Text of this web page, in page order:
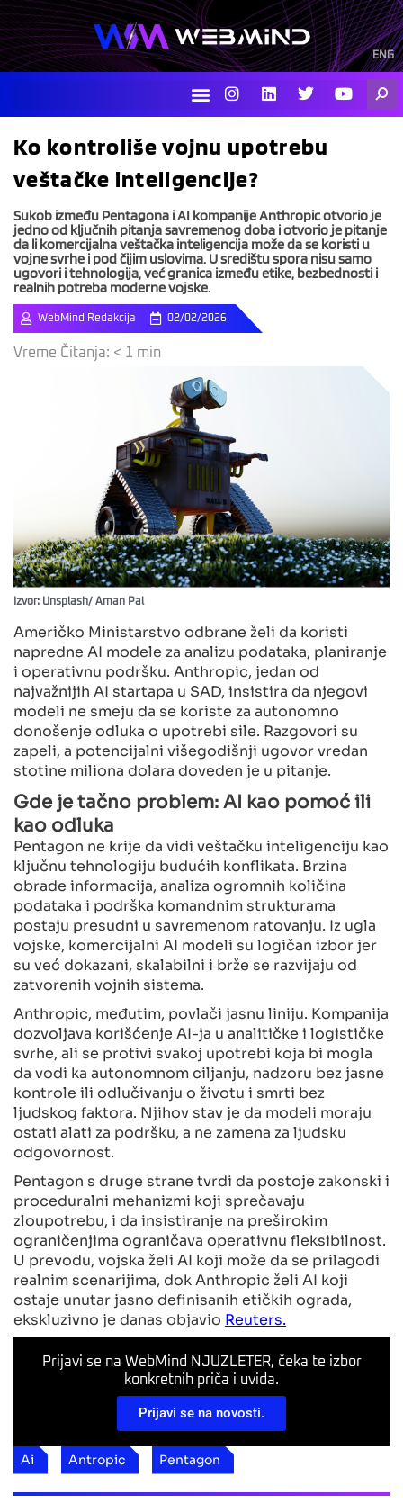
Skip
to
content
ENG
I
n
s
a
r
m
L
i
n
e
T
w
i
t
Y
o
u
Ko kontroliše vojnu upotrebu
veštačke inteligencije?
Sukob između Pentagona i AI kompanije Anthropic otvorio je
jedno od ključnih pitanja savremenog doba i otvorio je pitanje
da li komercijalna veštačka inteligencija može da se koristi u
vojne svrhe i pod čijim uslovima. U središtu spora nisu samo
ugovori i tehnologija, već granica između etike, bezbednosti i
realnih potreba moderne vojske.
WebMind Redakcija 02/02/2026
Vreme Čitanja: < 1 min
Izvor: Unsplash/ Aman Pal
Američko Ministarstvo odbrane želi da koristi
napredne AI modele za analizu podataka, planiranje
i operativnu podršku. Anthropic, jedan od
najvažnijih AI startapa u SAD, insistira da njegovi
modeli ne smeju da se koriste za autonomno
donošenje odluka o upotrebi sile. Razgovori su
zapeli, a potencijalni višegodišnji ugovor vredan
stotine miliona dolara doveden je u pitanje.
Gde je tačno problem: AI kao pomoć ili
kao odluka
Pentagon ne krije da vidi veštačku inteligenciju kao
ključnu tehnologiju budućih konflikata. Brzina
obrade informacija, analiza ogromnih količina
podataka i podrška komandnim strukturama
postaju presudni u savremenom ratovanju. Iz ugla
vojske, komercijalni AI modeli su logičan izbor jer
su već dokazani, skalabilni i brže se razvijaju od
zatvorenih vojnih sistema.
Anthropic, međutim, povlači jasnu liniju. Kompanija
dozvoljava korišćenje AI-ja u analitičke i logističke
svrhe, ali se protivi svakoj upotrebi koja bi mogla
da vodi ka autonomnom ciljanju, nadzoru bez jasne
kontrole ili odlučivanju o životu i smrti bez
ljudskog faktora. Njihov stav je da modeli moraju
ostati alati za podršku, a ne zamena za ljudsku
odgovornost.
Pentagon s druge strane tvrdi da postoje zakonski i
proceduralni mehanizmi koji sprečavaju
zloupotrebu, i da insistiranje na preširokim
ograničenjima ograničava operativnu fleksibilnost.
U prevodu, vojska želi AI koji može da se prilagodi
realnim scenarijima, dok Anthropic želi AI koji
ostaje unutar jasno definisanih etičkih ograda,
ekskluzivno je danas objavio Reuters.
Prijavi se na WebMind NJUZLETER, čeka te izbor
konkretnih priča i uvida.
Prijavi se na novosti.
Ai Antropic Pentagon